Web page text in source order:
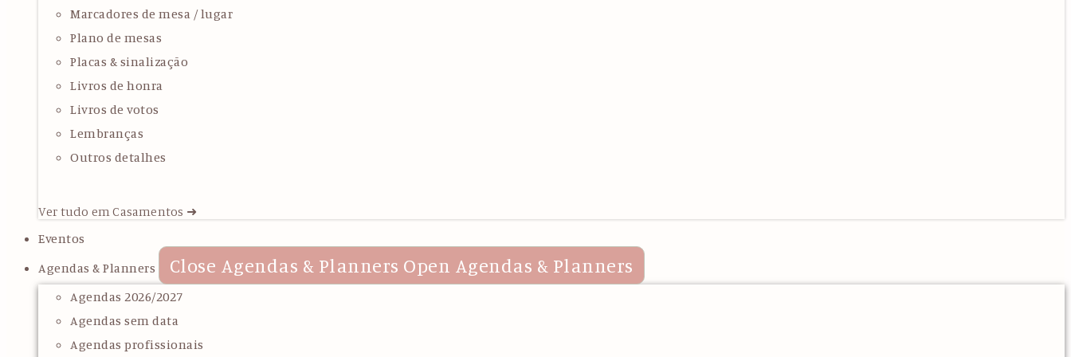
Marcadores de mesa / lugar
Plano de mesas
Placas & sinalização
Livros de honra
Livros de votos
Lembranças
Outros detalhes
Ver tudo em Casamentos ➜
Eventos
Agendas & Planners
Close Agendas & Planners Open Agendas & Planners
Agendas 2026/2027
Agendas sem data
Agendas profissionais